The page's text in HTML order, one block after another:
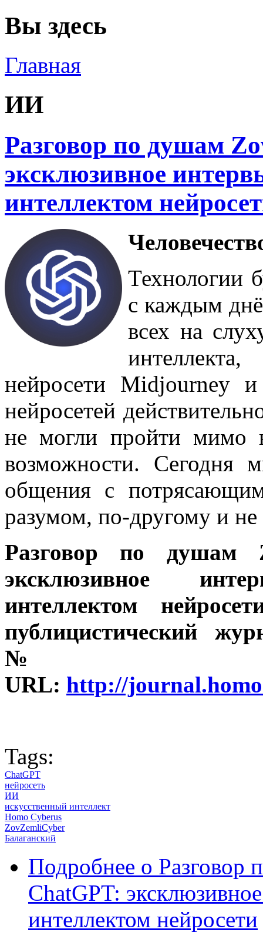
Вы здесь
Главная
ИИ
Разговор по душам
эксклюзивное
интеллектом
Технологии
с каждым
всех на
нейросети Midjourney
нейросетей
не могли пройти мимо
возможности. Сегодня
общения с
разумом, по-другому и
Разговор по душам
эксклюзивное
интеллектом
публицистический
№ 1
URL: http://
Tags:
ChatGPT
нейросеть
ИИ
искусственный интеллект
Homo Cyberus
ZovZemliCyber
Балаганский
Подробнее о Разговор
ChatGPT:
интеллектом нейросети